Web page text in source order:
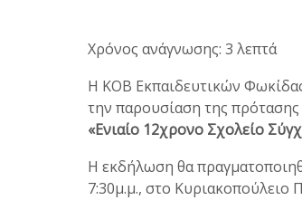
Χρόνος ανάγνωσης: 3 λεπτά
Η ΚΟΒ Εκπαιδευτικών
την παρουσίαση της
«Ενιαίο 12χρονο Σχολείο
Η εκδήλωση θα
7:30μ.μ., στο Κυριακοπούλειο